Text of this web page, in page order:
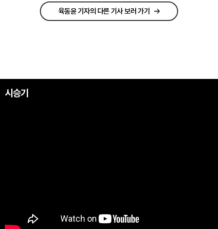
육동윤 기자의 다른 기사 보러 가기
시승기